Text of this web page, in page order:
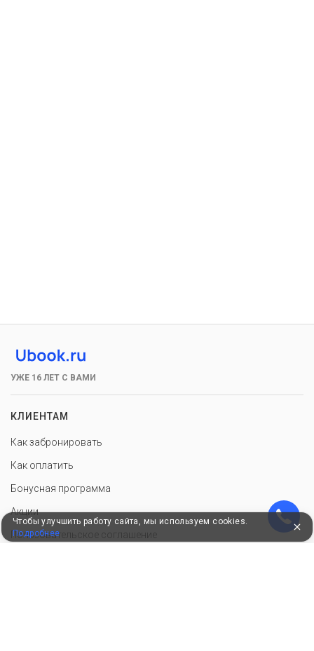
УЖЕ 16 ЛЕТ С ВАМИ
КЛИЕНТАМ
Как забронировать
Как оплатить
Бонусная программа
Акции
Пользовательское соглашение
Чтобы улучшить работу сайта, мы используем cookies.
Подробнее